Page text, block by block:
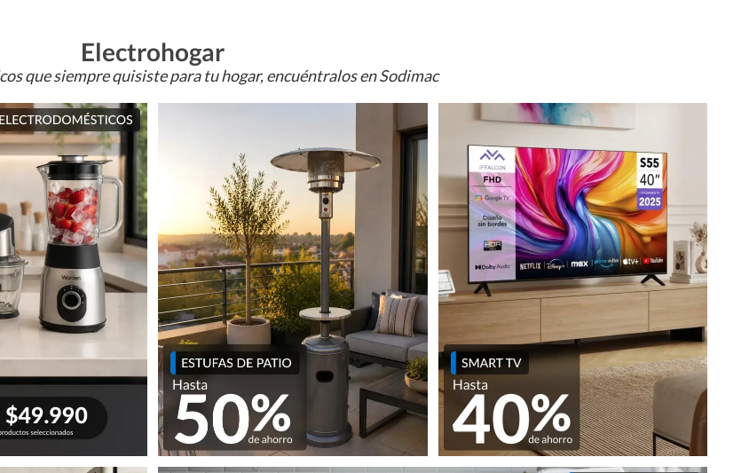
Electrohogar
que siempre quisiste para tu hogar, encuéntralos en Sodimac